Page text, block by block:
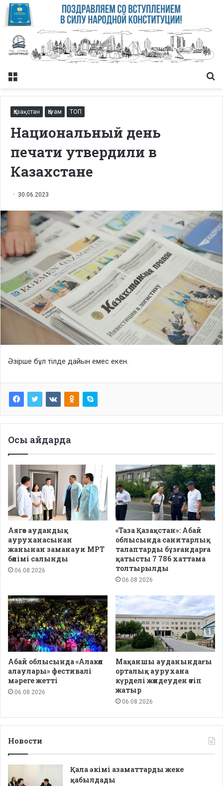
Меню
Қазақстан Қоғам ТОП
Национальный день
печати утвердили в
Казахстане
30.06.2023
Әзірше бұл тілде дайын емес екен.
Осы айдарда
Аягөз аудандық
ауруханасынан
жанынан заманауи МРТ
бөлімі салынды
06.08.2026
«Таза Қазақстан»: Абай
облысында санитарлық
талаптарды бұзғандарға
қатысты 7 786 хаттама
толтырылды
06.08.2026
Абай облысында «Алакөл
алаулары» фестивалі
мәреге жетті
06.08.2026
Мақаншы ауданындағы
орталық аурухана
күрделі жөндеуден өтіп
жатыр
06.08.2026
Новости
Қала әкімі азаматтарды жеке
қабылдады